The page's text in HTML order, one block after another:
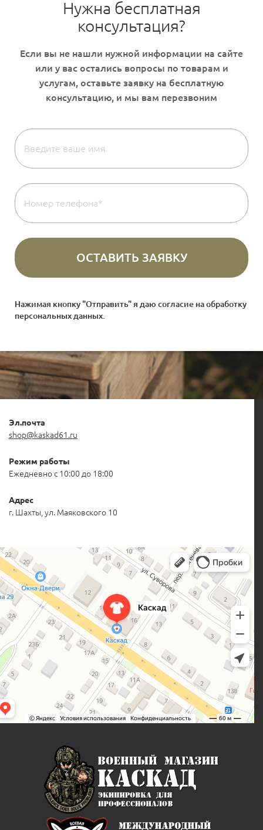
Нужна бесплатная
консультация?
Нажимая кнопку "Отправить" я даю согласие наобработку
персональных данных
Эл.почта
shop@kaskad61.ru
Режим работы
Ежедневно с 10:00 до 18:00
Адрес
г. Шахты, ул. Маяковского 10